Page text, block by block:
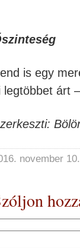
is egy
legtöbbet árt
november 10.